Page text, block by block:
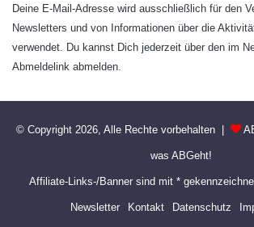
Deine E-Mail-Adresse wird ausschließlich für den
Newsletters und von Informationen über die
verwendet. Du kannst Dich jederzeit über den im
Abmeldelink abmelden.
© Copyright 2026, Alle Rechte vorbehalten |
was ABGeht!
Affiliate-Links-/Banner sind mit *
Newsletter Kontakt Datenschutz